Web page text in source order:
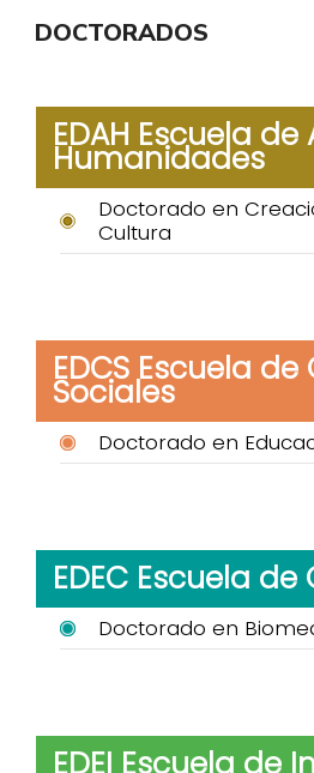
DOCTORADOS
EDAH Escuela de
Humanidades
Doctorado en
Cultura
EDCS Escuela
Sociales
Doctorado en
EDEC Escuela
Doctorado en
EDEI Escuela de